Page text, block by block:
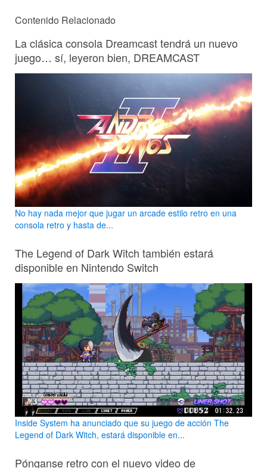
Contenido Relacionado
La clásica consola Dreamcast tendrá un nuevo
juego… sí, leyeron bien, DREAMCAST
No hay nada mejor que jugar un arcade estilo retro en una
consola retro y hasta de...
The Legend of Dark Witch también estará
disponible en Nintendo Switch
Inside System ha anunciado que su juego de acción The
Legend of Dark Witch, estará disponible en...
Pónganse retro con el nuevo video de